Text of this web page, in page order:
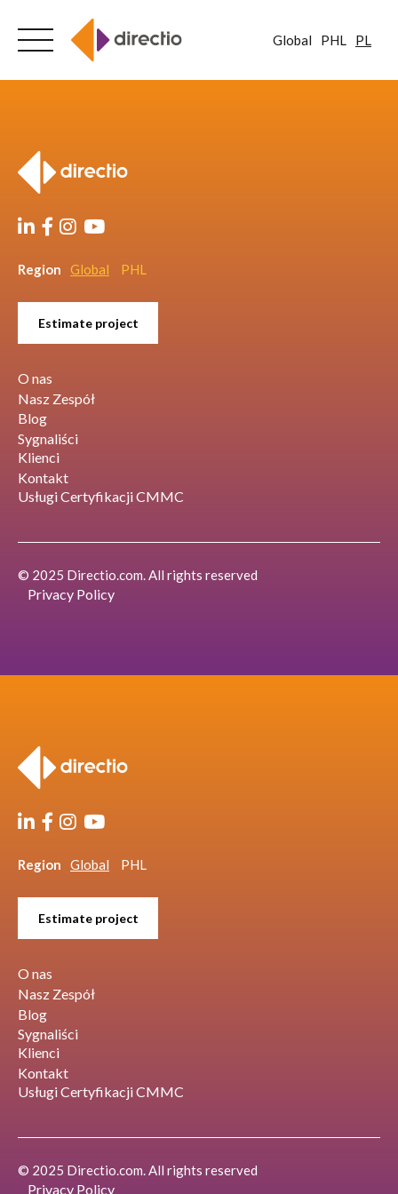
Global PHL PL
Region Global PHL
Estimate project
O nas
Nasz Zespół
Blog
Sygnaliści
Klienci
Kontakt
Usługi Certyfikacji CMMC
© 2025 Directio.com. All rights reserved
Privacy Policy
Region Global PHL
Estimate project
O nas
Nasz Zespół
Blog
Sygnaliści
Klienci
Kontakt
Usługi Certyfikacji CMMC
© 2025 Directio.com. All rights reserved
Privacy Policy